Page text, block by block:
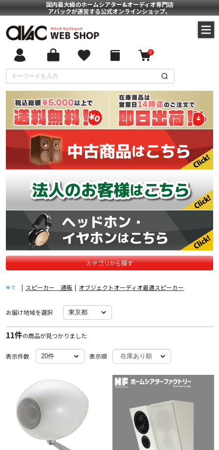
国内最大級のホームシアター&オーディオ専門店
アバックが運営する公式オンラインショップ。
0
カテゴリから探す
全て | スピーカー 通販 | オブジェクトオーディオ最適スピーカー
お届け地域を選択
11件の商品が見つかりました
表示件数 表示順